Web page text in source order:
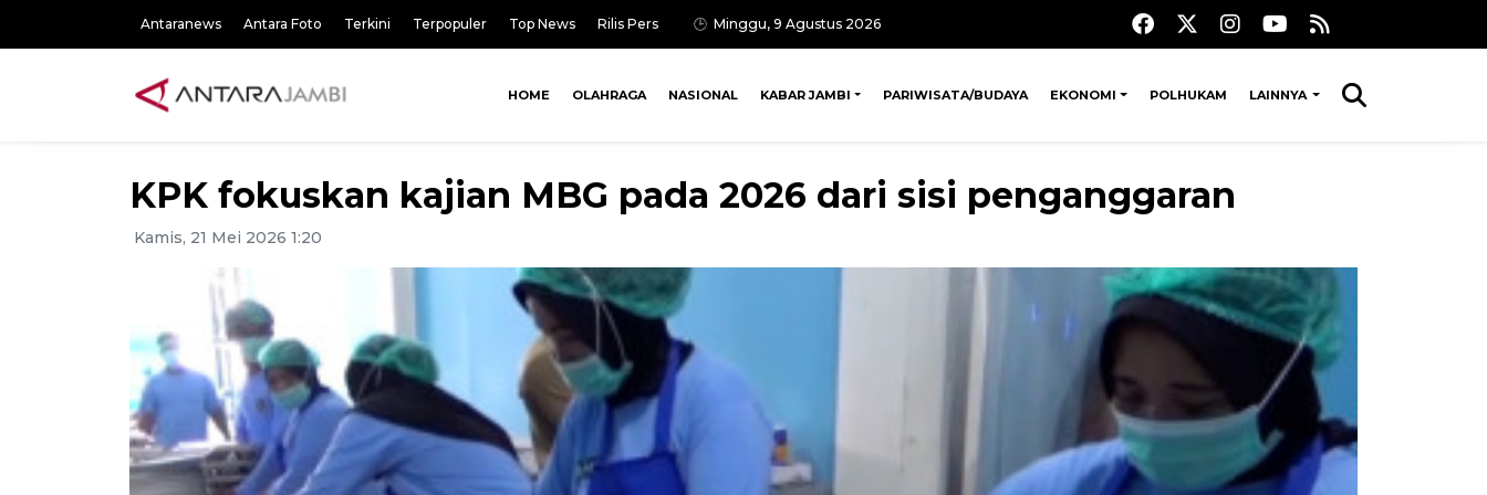
Antaranews Antara Foto Terkini Terpopuler Top News Rilis Pers Minggu, 9 Agustus 2026
HOME OLAHRAGA NASIONAL KABAR JAMBI PARIWISATA/BUDAYA EKONOMI POLHUKAM LAINNYA
KPK fokuskan kajian MBG pada 2026 dari sisi penganggaran
Kamis, 21 Mei 2026 1:20